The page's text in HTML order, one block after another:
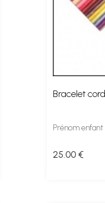
Bracelet
Prénom
25.00 €